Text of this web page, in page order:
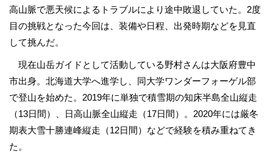
高山脈で悪天候によるトラブルにより途中敗退していた。2度
目の挑戦となった今回は、装備や日程、出発時期などを見直
して挑んだ。
現在山岳ガイドとして活動している野村さんは大阪府豊中
市出身。北海道大学へ進学し、同大学ワンダーフォーゲル部
で登山を始めた。2019年に単独で積雪期の知床半島全山縦走
（13日間）、日高山脈全山縦走（17日間）。2020年には厳冬
期表大雪十勝連峰縦走（12日間）などで経験を積み重ねてき
た。